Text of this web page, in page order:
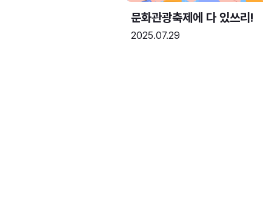
문화관광축제에 다 있쓰리!
2025.07.29